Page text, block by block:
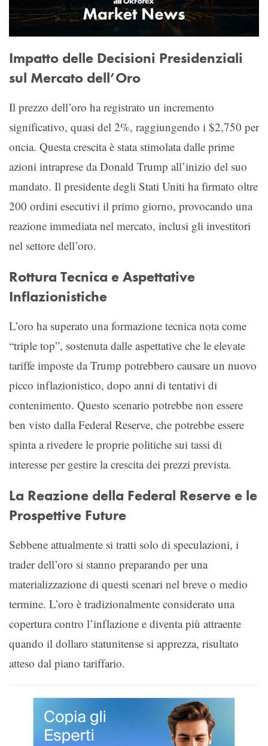
Impatto delle Decisioni Presidenziali
sul Mercato dell’Oro
Il prezzo dell’oro ha registrato un incremento
significativo, quasi del 2%, raggiungendo i $2,750 per
oncia. Questa crescita è stata stimolata dalle prime
azioni intraprese da Donald Trump all’inizio del suo
mandato. Il presidente degli Stati Uniti ha firmato oltre
200 ordini esecutivi il primo giorno, provocando una
reazione immediata nel mercato, inclusi gli investitori
nel settore dell’oro.
Rottura Tecnica e Aspettative
Inflazionistiche
L’oro ha superato una formazione tecnica nota come
“triple top”, sostenuta dalle aspettative che le elevate
tariffe imposte da Trump potrebbero causare un nuovo
picco inflazionistico, dopo anni di tentativi di
contenimento. Questo scenario potrebbe non essere
ben visto dalla Federal Reserve, che potrebbe essere
spinta a rivedere le proprie politiche sui tassi di
interesse per gestire la crescita dei prezzi prevista.
La Reazione della Federal Reserve e le
Prospettive Future
Sebbene attualmente si tratti solo di speculazioni, i
trader dell’oro si stanno preparando per una
materializzazione di questi scenari nel breve o medio
termine. L’oro è tradizionalmente considerato una
copertura contro l’inflazione e diventa più attraente
quando il dollaro statunitense si apprezza, risultato
atteso dal piano tariffario.